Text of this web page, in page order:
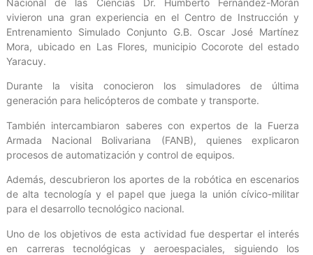
Nacional de las Ciencias Dr. Humberto Fernández-Morán
vivieron una gran experiencia en el Centro de Instrucción y
Entrenamiento Simulado Conjunto G.B. Oscar José Martínez
Mora, ubicado en Las Flores, municipio Cocorote del estado
Yaracuy.
Durante la visita conocieron los simuladores de última
generación para helicópteros de combate y transporte.
También intercambiaron saberes con expertos de la Fuerza
Armada Nacional Bolivariana (FANB), quienes explicaron
procesos de automatización y control de equipos.
Además, descubrieron los aportes de la robótica en escenarios
de alta tecnología y el papel que juega la unión cívico-militar
para el desarrollo tecnológico nacional.
Uno de los objetivos de esta actividad fue despertar el interés
en carreras tecnológicas y aeroespaciales, siguiendo los